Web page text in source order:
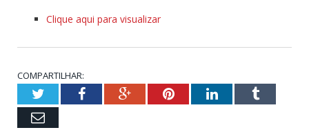
Clique aqui para visualizar
COMPARTILHAR:
TwitterFacebookGoogle+PinterestLinkedInTumblr
Email